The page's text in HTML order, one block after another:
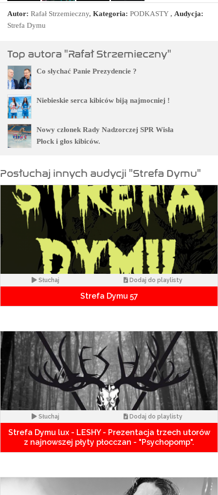
Autor: Rafał Strzemieczny, Kategoria: PODKASTY, Audycja:
Strefa Dymu
Top autora "Rafał Strzemieczny"
Co słychać Panie Prezydencie ?
Niebieskie serca kibiców biją najmocniej !
Nowy członek Rady Nadzorczej SPR Wisła
Płock i głos kibiców.
Posłuchaj innych audycji "Strefa Dymu"
Słuchaj Dodaj do playlisty
Strefa Dymu 57
Słuchaj Dodaj do playlisty
Strefa Dymu lux - LESHY - Prezentacja trzech utorów
z najnowszej płyty płocczan - "Psychopomp".